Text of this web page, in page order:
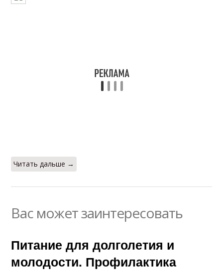
Читать дальше →
Вас может заинтересовать
Питание для долголетия и
молодости. Профилактика